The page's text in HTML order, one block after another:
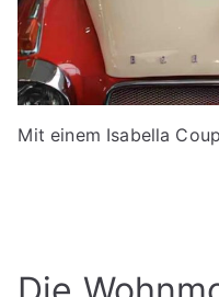
Mit einem Isabella